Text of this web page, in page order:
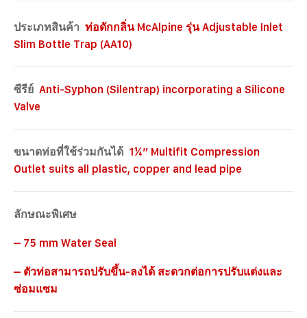
ประเภทสินค้า ท่อดักกลิ่น McAlpine รุ่น Adjustable Inlet
Slim Bottle Trap (AA10)
ซีรีย์ Anti-Syphon (Silentrap) incorporating a Silicone
Valve
ขนาดท่อที่ใช้ร่วมกันได้ 1¼” Multifit Compression
Outlet suits all plastic, copper and lead pipe
ลักษณะพิเศษ
– 75 mm Water Seal
– ตัวท่อสามารถปรับขึ้น-ลงได้ สะดวกต่อการปรับแต่งและ
ซ่อมแซม